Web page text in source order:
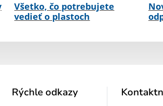
Všetko, čo potrebujete
vedieť o plastoch
Rýchle odkazy